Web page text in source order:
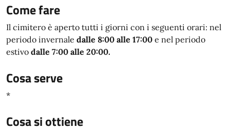
Come fare
Il cimitero è aperto tutti i giorni con i seguenti orari: nel
periodo invernale dalle 8:00 alle 17:00 e nel periodo
estivo dalle 7:00 alle 20:00.
Cosa serve
*
Cosa si ottiene